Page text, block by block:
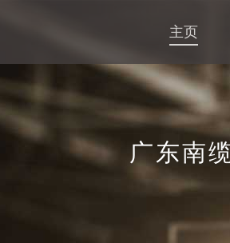
主页
广东南